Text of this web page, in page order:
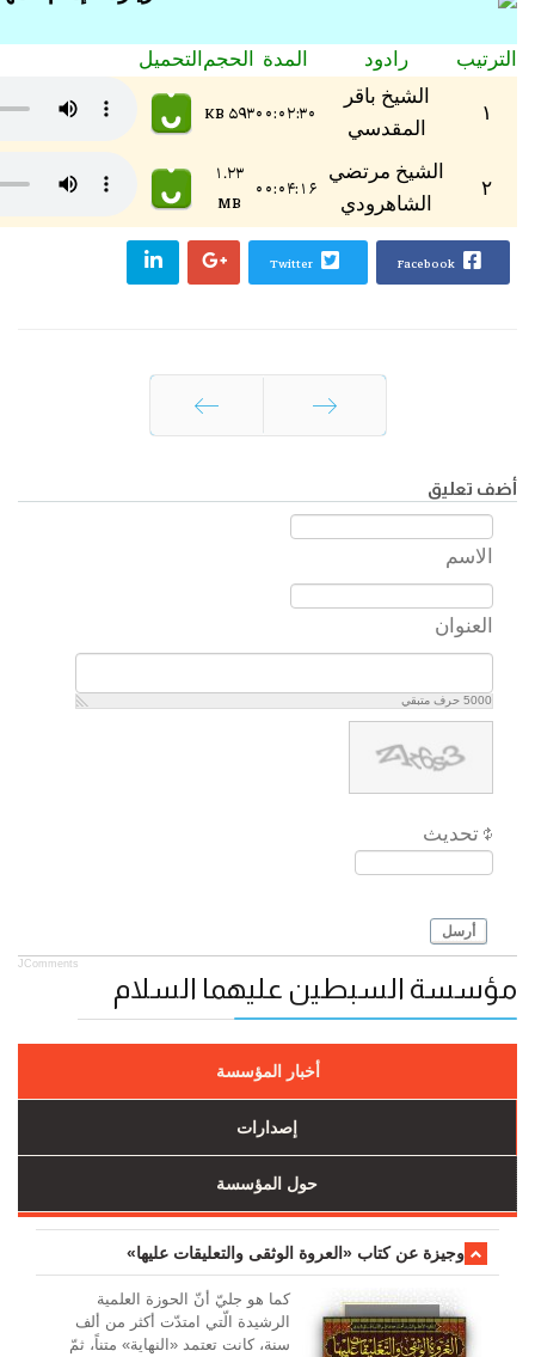
الترتيب رادود المدة الحجم التحميل
١
الشيخ باقر
المقدسي
۰۰:۰۲:۳۰۵۹۳ KB
٢
الشيخ مرتضي
الشاهرودي
۰۰:۰۴:۱۶
۱.۲۳
MB
أضف تعليق
الاسم
العنوان
5000 حرف متبقي
تحديث
أرسل
JComments
مؤسسة السبطين عليهما السلام
أخبار المؤسسة
إصدارات
حول المؤسسة
وجیزة عن کتاب «العروة الوثقی والتعلیقات علیها»
کما هو جليّ أنّ الحوزة العلمیة
الرشیدة الّتي امتدّت أكثر من ألف
سنة، كانت تعتمد «النهاية» متناً، ثمّ